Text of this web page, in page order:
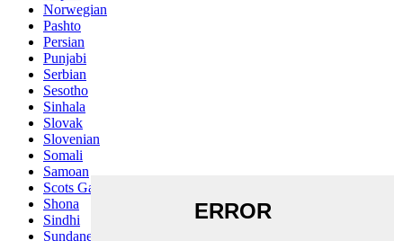
Norwegian
Pashto
Persian
Punjabi
Serbian
Sesotho
Sinhala
Slovak
Slovenian
Somali
Samoan
Scots Gaelic
Shona
Sindhi
Sundanese